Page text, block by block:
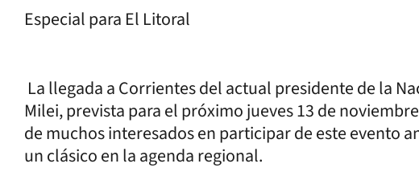
Especial para El Litoral
La llegada a Corrientes del actual presidente de la
Milei, prevista para el próximo jueves 13 de
de muchos interesados en participar de este evento
un clásico en la agenda regional.